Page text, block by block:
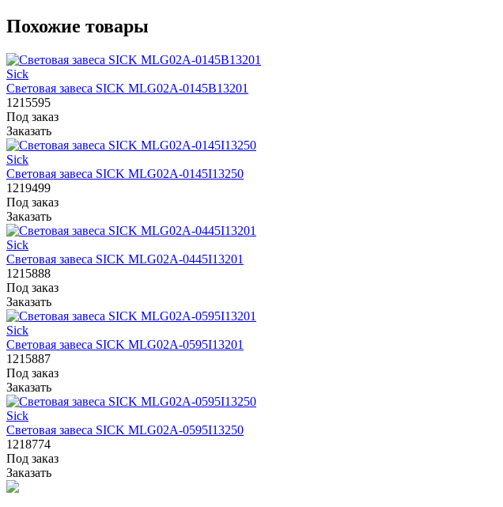
Похожие товары
Sick
Световая завеса SICK MLG02A-0145B13201
1215595
Под заказ
Заказать
Sick
Световая завеса SICK MLG02A-0145I13250
1219499
Под заказ
Заказать
Sick
Световая завеса SICK MLG02A-0445I13201
1215888
Под заказ
Заказать
Sick
Световая завеса SICK MLG02A-0595I13201
1215887
Под заказ
Заказать
Sick
Световая завеса SICK MLG02A-0595I13250
1218774
Под заказ
Заказать